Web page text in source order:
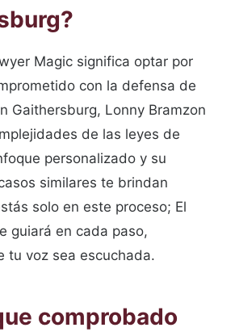
Magic significa optar por
con la defensa de
Gaithersburg, Lonny Bramzon
de las leyes de
personalizado y su
similares te brindan
solo en este proceso; El
guiará en cada paso,
tu voz sea escuchada.
comprobado